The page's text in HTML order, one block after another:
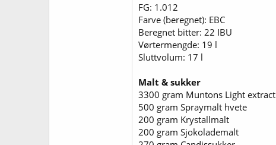
FG: 1.012
Farve (beregnet): EBC
Beregnet bitter: 22 IBU
Vørtermengde: 19 l
Sluttvolum: 17 l
Malt & sukker
3300 gram Muntons Light extract
500 gram Spraymalt hvete
200 gram Krystallmalt
200 gram Sjokolademalt